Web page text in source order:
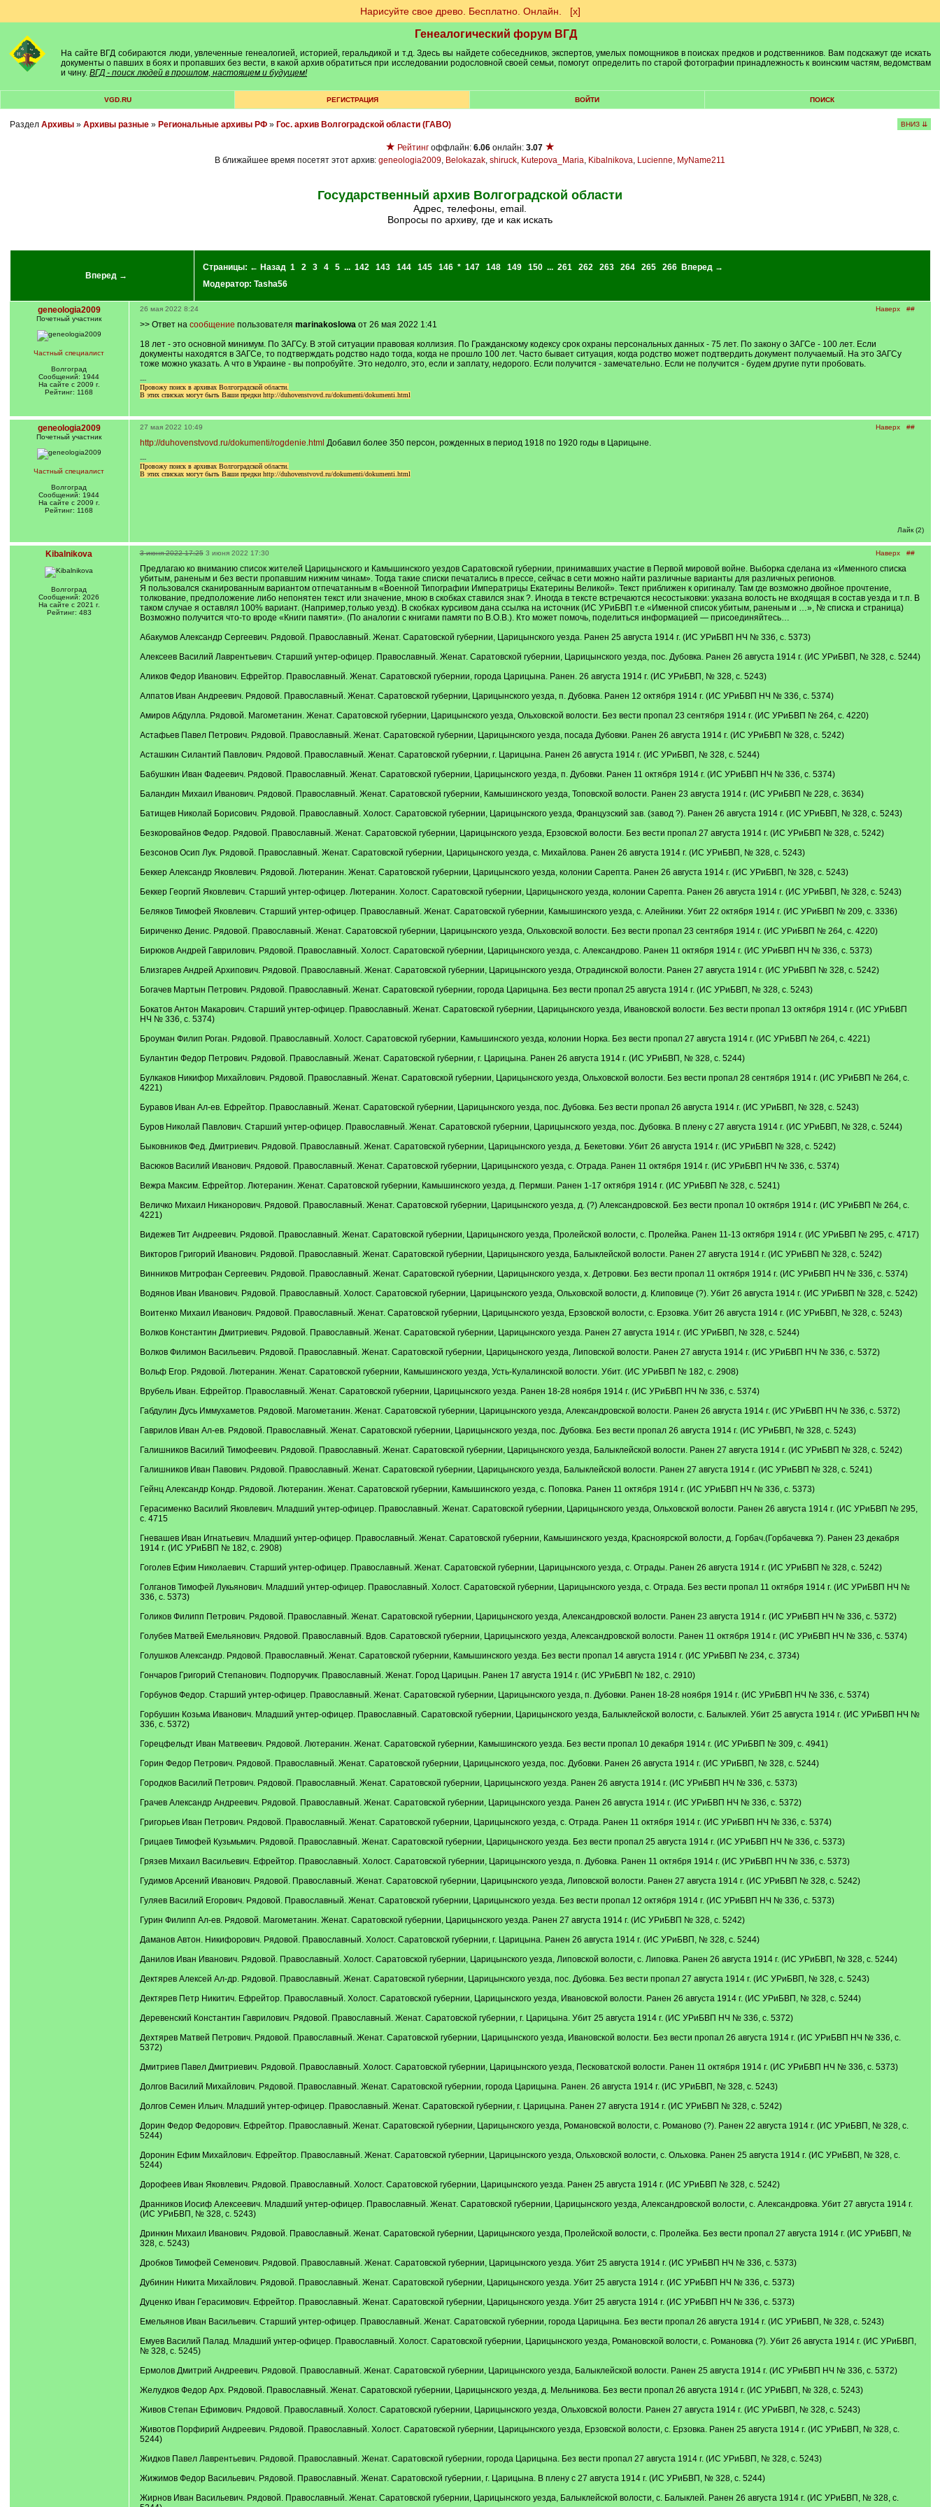
Нарисуйте свое древо. Бесплатно. Онлайн. [х]
Генеалогический форум ВГД
На сайте ВГД собираются люди, увлеченные генеалогией, историей, геральдикой и т.д. Здесь вы найдете собеседников, экспертов, умелых помощников в поисках предков и родственников. Вам подскажут где искать
документы о павших в боях и пропавших без вести, в какой архив обратиться при исследовании родословной своей семьи, помогут определить по старой фотографии принадлежность к воинским частям, ведомствам
и чину. ВГД - поиск людей в прошлом, настоящем и будущем!
VGD.RU РЕГИСТРАЦИЯ ВОЙТИ ПОИСК
Раздел Архивы» Архивы разные» Региональные архивы РФ» Гос. архив Волгоградской области (ГАВО) ВНИЗ ⇊
★ Рейтинг оффлайн: 6.06 онлайн: 3.07 ★
В ближайшее время посетят этот архив: geneologia2009, Belokazak, shiruck, Kutepova_Maria, Kibalnikova, Lucienne, MyName211
Государственный архив Волгоградской области
Адрес, телефоны, email.
Вопросы по архиву, где и как искать
Вперед →
Страницы: ← Назад 1 2 3 4 5 ... 142 143 144 145 146 * 147 148 149 150 ... 261 262 263 264 265 266
Вперед →
Модератор: Tasha56
geneologia2009
Почетный учаcтник
Частный специалист
Волгоград
Сообщений: 1944
На сайте с 2009 г.
Рейтинг: 1168
Наверх ##
26 мая 2022 8:24
>> Ответ на сообщение пользователя marinakoslowaот 26 мая 2022 1:41
18 лет - это основной минимум. По ЗАГСу. В этой ситуации правовая коллизия. По Гражданскому кодексу срок охраны персональных данных - 75 лет. По закону о ЗАГСе - 100 лет. Если
документы находятся в ЗАГСе, то подтверждать родство надо тогда, когда не прошло 100 лет. Часто бывает ситуация, когда родство может подтвердить документ получаемый. На это ЗАГСу
тоже можно указать. А что в Украине - вы попробуйте. Это недолго, это, если и заплату, недорого. Если получится - замечательно. Если не получится - будем другие пути пробовать.
---
Провожу поиск в архивах Волгоградской области.
В этих списках могут быть Ваши предки http://duhovenstvovd.ru/dokumenti/dokumenti.html
geneologia2009
Почетный учаcтник
Частный специалист
Волгоград
Сообщений: 1944
На сайте с 2009 г.
Рейтинг: 1168
Наверх ##
27 мая 2022 10:49
http://duhovenstvovd.ru/dokumenti/rogdenie.html Добавил более 350 персон, рожденных в период 1918 по 1920 годы в Царицыне.
---
Провожу поиск в архивах Волгоградской области.
В этих списках могут быть Ваши предки http://duhovenstvovd.ru/dokumenti/dokumenti.html
Лайк (2)
Kibalnikova
Волгоград
Сообщений: 2026
На сайте с 2021 г.
Рейтинг: 483
Наверх ##
3 июня 2022 17:25 3 июня 2022 17:30
Предлагаю ко вниманию список жителей Царицынского и Камышинского уездов Саратовской губернии, принимавших участие в Первой мировой войне. Выборка сделана из «Именного списка
убитым, раненым и без вести пропавшим нижним чинам». Тогда такие списки печатались в прессе, сейчас в сети можно найти различные варианты для различных регионов.
Я пользовался сканированным вариантом отпечатанным в «Военной Типографии Императрицы Екатерины Великой». Текст приближен к оригиналу. Там где возможно двойное прочтение,
толкование, предположение либо непонятен текст или значение, мною в скобках ставился знак ?. Иногда в тексте встречаются несостыковки: указана волость не входящая в состав уезда и т.п. В
таком случае я оставлял 100% вариант. (Например,только уезд). В скобках курсивом дана ссылка на источник (ИС УРиБВП т.е «Именной список убитым, раненым и …», № списка и страница)
Возможно получится что-то вроде «Книги памяти». (По аналогии с книгами памяти по В.О.В.). Кто может помочь, поделиться информацией — присоединяйтесь…
Абакумов Александр Сергеевич. Рядовой. Православный. Женат. Саратовской губернии, Царицынского уезда. Ранен 25 августа 1914 г. (ИС УРиБВП НЧ № 336, с. 5373)
Алексеев Василий Лаврентьевич. Старший унтер-офицер. Православный. Женат. Саратовской губернии, Царицынского уезда, пос. Дубовка. Ранен 26 августа 1914 г. (ИС УРиБВП, № 328, с. 5244)
Аликов Федор Иванович. Ефрейтор. Православный. Женат. Саратовской губернии, города Царицына. Ранен. 26 августа 1914 г. (ИС УРиБВП, № 328, с. 5243)
Алпатов Иван Андреевич. Рядовой. Православный. Женат. Саратовской губернии, Царицынского уезда, п. Дубовка. Ранен 12 октября 1914 г. (ИС УРиБВП НЧ № 336, с. 5374)
Амиров Абдулла. Рядовой. Магометанин. Женат. Саратовской губернии, Царицынского уезда, Ольховской волости. Без вести пропал 23 сентября 1914 г. (ИС УРиБВП № 264, с. 4220)
Астафьев Павел Петрович. Рядовой. Православный. Женат. Саратовской губернии, Царицынского уезда, посада Дубовки. Ранен 26 августа 1914 г. (ИС УРиБВП № 328, с. 5242)
Асташкин Силантий Павлович. Рядовой. Православный. Женат. Саратовской губернии, г. Царицына. Ранен 26 августа 1914 г. (ИС УРиБВП, № 328, с. 5244)
Бабушкин Иван Фадеевич. Рядовой. Православный. Женат. Саратовской губернии, Царицынского уезда, п. Дубовки. Ранен 11 октября 1914 г. (ИС УРиБВП НЧ № 336, с. 5374)
Баландин Михаил Иванович. Рядовой. Православный. Женат. Саратовской губернии, Камышинского уезда, Топовской волости. Ранен 23 августа 1914 г. (ИС УРиБВП № 228, с. 3634)
Батищев Николай Борисович. Рядовой. Православный. Холост. Саратовской губернии, Царицынского уезда, Французский зав. (завод ?). Ранен 26 августа 1914 г. (ИС УРиБВП, № 328, с. 5243)
Безкоровайнов Федор. Рядовой. Православный. Женат. Саратовской губернии, Царицынского уезда, Ерзовской волости. Без вести пропал 27 августа 1914 г. (ИС УРиБВП № 328, с. 5242)
Безсонов Осип Лук. Рядовой. Православный. Женат. Саратовской губернии, Царицынского уезда, с. Михайлова. Ранен 26 августа 1914 г. (ИС УРиБВП, № 328, с. 5243)
Беккер Александр Яковлевич. Рядовой. Лютеранин. Женат. Саратовской губернии, Царицынского уезда, колонии Сарепта. Ранен 26 августа 1914 г. (ИС УРиБВП, № 328, с. 5243)
Беккер Георгий Яковлевич. Старший унтер-офицер. Лютеранин. Холост. Саратовской губернии, Царицынского уезда, колонии Сарепта. Ранен 26 августа 1914 г. (ИС УРиБВП, № 328, с. 5243)
Беляков Тимофей Яковлевич. Старший унтер-офицер. Православный. Женат. Саратовской губернии, Камышинского уезда, с. Алейники. Убит 22 октября 1914 г. (ИС УРиБВП № 209, с. 3336)
Бириченко Денис. Рядовой. Православный. Женат. Саратовской губернии, Царицынского уезда, Ольховской волости. Без вести пропал 23 сентября 1914 г. (ИС УРиБВП № 264, с. 4220)
Бирюков Андрей Гаврилович. Рядовой. Православный. Холост. Саратовской губернии, Царицынского уезда, с. Александрово. Ранен 11 октября 1914 г. (ИС УРиБВП НЧ № 336, с. 5373)
Близгарев Андрей Архипович. Рядовой. Православный. Женат. Саратовской губернии, Царицынского уезда, Отрадинской волости. Ранен 27 августа 1914 г. (ИС УРиБВП № 328, с. 5242)
Богачев Мартын Петрович. Рядовой. Православный. Женат. Саратовской губернии, города Царицына. Без вести пропал 25 августа 1914 г. (ИС УРиБВП, № 328, с. 5243)
Бокатов Антон Макарович. Старший унтер-офицер. Православный. Женат. Саратовской губернии, Царицынского уезда, Ивановской волости. Без вести пропал 13 октября 1914 г. (ИС УРиБВП
НЧ № 336, с. 5374)
Броуман Филип Роган. Рядовой. Православный. Холост. Саратовской губернии, Камышинского уезда, колонии Норка. Без вести пропал 27 августа 1914 г. (ИС УРиБВП № 264, с. 4221)
Булантин Федор Петрович. Рядовой. Православный. Женат. Саратовской губернии, г. Царицына. Ранен 26 августа 1914 г. (ИС УРиБВП, № 328, с. 5244)
Булкаков Никифор Михайлович. Рядовой. Православный. Женат. Саратовской губернии, Царицынского уезда, Ольховской волости. Без вести пропал 28 сентября 1914 г. (ИС УРиБВП № 264, с.
4221)
Буравов Иван Ал-ев. Ефрейтор. Православный. Женат. Саратовской губернии, Царицынского уезда, пос. Дубовка. Без вести пропал 26 августа 1914 г. (ИС УРиБВП, № 328, с. 5243)
Буров Николай Павлович. Старший унтер-офицер. Православный. Женат. Саратовской губернии, Царицынского уезда, пос. Дубовка. В плену с 27 августа 1914 г. (ИС УРиБВП, № 328, с. 5244)
Быковников Фед. Дмитриевич. Рядовой. Православный. Женат. Саратовской губернии, Царицынского уезда, д. Бекетовки. Убит 26 августа 1914 г. (ИС УРиБВП № 328, с. 5242)
Васюков Василий Иванович. Рядовой. Православный. Женат. Саратовской губернии, Царицынского уезда, с. Отрада. Ранен 11 октября 1914 г. (ИС УРиБВП НЧ № 336, с. 5374)
Вежра Максим. Ефрейтор. Лютеранин. Женат. Саратовской губернии, Камышинского уезда, д. Пермши. Ранен 1-17 октября 1914 г. (ИС УРиБВП № 328, с. 5241)
Величко Михаил Никанорович. Рядовой. Православный. Женат. Саратовской губернии, Царицынского уезда, д. (?) Александровской. Без вести пропал 10 октября 1914 г. (ИС УРиБВП № 264, с.
4221)
Видежев Тит Андреевич. Рядовой. Православный. Женат. Саратовской губернии, Царицынского уезда, Пролейской волости, с. Пролейка. Ранен 11-13 октября 1914 г. (ИС УРиБВП № 295, с. 4717)
Викторов Григорий Иванович. Рядовой. Православный. Женат. Саратовской губернии, Царицынского уезда, Балыклейской волости. Ранен 27 августа 1914 г. (ИС УРиБВП № 328, с. 5242)
Винников Митрофан Сергеевич. Рядовой. Православный. Женат. Саратовской губернии, Царицынского уезда, х. Детровки. Без вести пропал 11 октября 1914 г. (ИС УРиБВП НЧ № 336, с. 5374)
Водянов Иван Иванович. Рядовой. Православный. Холост. Саратовской губернии, Царицынского уезда, Ольховской волости, д. Клиповице (?). Убит 26 августа 1914 г. (ИС УРиБВП № 328, с. 5242)
Воитенко Михаил Иванович. Рядовой. Православный. Женат. Саратовской губернии, Царицынского уезда, Ерзовской волости, с. Ерзовка. Убит 26 августа 1914 г. (ИС УРиБВП, № 328, с. 5243)
Волков Константин Дмитриевич. Рядовой. Православный. Женат. Саратовской губернии, Царицынского уезда. Ранен 27 августа 1914 г. (ИС УРиБВП, № 328, с. 5244)
Волков Филимон Васильевич. Рядовой. Православный. Женат. Саратовской губернии, Царицынского уезда, Липовской волости. Ранен 27 августа 1914 г. (ИС УРиБВП НЧ № 336, с. 5372)
Вольф Егор. Рядовой. Лютеранин. Женат. Саратовской губернии, Камышинского уезда, Усть-Кулалинской волости. Убит. (ИС УРиБВП № 182, с. 2908)
Врубель Иван. Ефрейтор. Православный. Женат. Саратовской губернии, Царицынского уезда. Ранен 18-28 ноября 1914 г. (ИС УРиБВП НЧ № 336, с. 5374)
Габдулин Дусь Иммухаметов. Рядовой. Магометанин. Женат. Саратовской губернии, Царицынского уезда, Александровской волости. Ранен 26 августа 1914 г. (ИС УРиБВП НЧ № 336, с. 5372)
Гаврилов Иван Ал-ев. Рядовой. Православный. Женат. Саратовской губернии, Царицынского уезда, пос. Дубовка. Без вести пропал 26 августа 1914 г. (ИС УРиБВП, № 328, с. 5243)
Галишников Василий Тимофеевич. Рядовой. Православный. Женат. Саратовской губернии, Царицынского уезда, Балыклейской волости. Ранен 27 августа 1914 г. (ИС УРиБВП № 328, с. 5242)
Галишников Иван Павович. Рядовой. Православный. Женат. Саратовской губернии, Царицынского уезда, Балыклейской волости. Ранен 27 августа 1914 г. (ИС УРиБВП № 328, с. 5241)
Гейнц Александр Кондр. Рядовой. Лютеранин. Женат. Саратовской губернии, Камышинского уезда, с. Поповка. Ранен 11 октября 1914 г. (ИС УРиБВП НЧ № 336, с. 5373)
Герасименко Василий Яковлевич. Младший унтер-офицер. Православный. Женат. Саратовской губернии, Царицынского уезда, Ольховской волости. Ранен 26 августа 1914 г. (ИС УРиБВП № 295,
с. 4715
Гневашев Иван Игнатьевич. Младший унтер-офицер. Православный. Женат. Саратовской губернии, Камышинского уезда, Красноярской волости, д. Горбач.(Горбачевка ?). Ранен 23 декабря
1914 г. (ИС УРиБВП № 182, с. 2908)
Гоголев Ефим Николаевич. Старший унтер-офицер. Православный. Женат. Саратовской губернии, Царицынского уезда, с. Отрады. Ранен 26 августа 1914 г. (ИС УРиБВП № 328, с. 5242)
Голганов Тимофей Лукьянович. Младший унтер-офицер. Православный. Холост. Саратовской губернии, Царицынского уезда, с. Отрада. Без вести пропал 11 октября 1914 г. (ИС УРиБВП НЧ №
336, с. 5373)
Голиков Филипп Петрович. Рядовой. Православный. Женат. Саратовской губернии, Царицынского уезда, Александровской волости. Ранен 23 августа 1914 г. (ИС УРиБВП НЧ № 336, с. 5372)
Голубев Матвей Емельянович. Рядовой. Православный. Вдов. Саратовской губернии, Царицынского уезда, Александровской волости. Ранен 11 октября 1914 г. (ИС УРиБВП НЧ № 336, с. 5374)
Голушков Александр. Рядовой. Православный. Женат. Саратовской губернии, Камышинского уезда. Без вести пропал 14 августа 1914 г. (ИС УРиБВП № 234, с. 3734)
Гончаров Григорий Степанович. Подпоручик. Православный. Женат. Город Царицын. Ранен 17 августа 1914 г. (ИС УРиБВП № 182, с. 2910)
Горбунов Федор. Старший унтер-офицер. Православный. Женат. Саратовской губернии, Царицынского уезда, п. Дубовки. Ранен 18-28 ноября 1914 г. (ИС УРиБВП НЧ № 336, с. 5374)
Горбушин Козьма Иванович. Младший унтер-офицер. Православный. Саратовской губернии, Царицынского уезда, Балыклейской волости, с. Балыклей. Убит 25 августа 1914 г. (ИС УРиБВП НЧ №
336, с. 5372)
Горецфельдт Иван Матвеевич. Рядовой. Лютеранин. Женат. Саратовской губернии, Камышинского уезда. Без вести пропал 10 декабря 1914 г. (ИС УРиБВП № 309, с. 4941)
Горин Федор Петрович. Рядовой. Православный. Женат. Саратовской губернии, Царицынского уезда, пос. Дубовки. Ранен 26 августа 1914 г. (ИС УРиБВП, № 328, с. 5244)
Городков Василий Петрович. Рядовой. Православный. Женат. Саратовской губернии, Царицынского уезда. Ранен 26 августа 1914 г. (ИС УРиБВП НЧ № 336, с. 5373)
Грачев Александр Андреевич. Рядовой. Православный. Женат. Саратовской губернии, Царицынского уезда. Ранен 26 августа 1914 г. (ИС УРиБВП НЧ № 336, с. 5372)
Григорьев Иван Петрович. Рядовой. Православный. Женат. Саратовской губернии, Царицынского уезда, с. Отрада. Ранен 11 октября 1914 г. (ИС УРиБВП НЧ № 336, с. 5374)
Грицаев Тимофей Кузьмьмич. Рядовой. Православный. Женат. Саратовской губернии, Царицынского уезда. Без вести пропал 25 августа 1914 г. (ИС УРиБВП НЧ № 336, с. 5373)
Грязев Михаил Васильевич. Ефрейтор. Православный. Холост. Саратовской губернии, Царицынского уезда, п. Дубовка. Ранен 11 октября 1914 г. (ИС УРиБВП НЧ № 336, с. 5373)
Гудимов Арсений Иванович. Рядовой. Православный. Женат. Саратовской губернии, Царицынского уезда, Липовской волости. Ранен 27 августа 1914 г. (ИС УРиБВП № 328, с. 5242)
Гуляев Василий Егорович. Рядовой. Православный. Женат. Саратовской губернии, Царицынского уезда. Без вести пропал 12 октября 1914 г. (ИС УРиБВП НЧ № 336, с. 5373)
Гурин Филипп Ал-ев. Рядовой. Магометанин. Женат. Саратовской губернии, Царицынского уезда. Ранен 27 августа 1914 г. (ИС УРиБВП № 328, с. 5242)
Даманов Автон. Никифорович. Рядовой. Православный. Холост. Саратовской губернии, г. Царицына. Ранен 26 августа 1914 г. (ИС УРиБВП, № 328, с. 5244)
Данилов Иван Иванович. Рядовой. Православный. Холост. Саратовской губернии, Царицынского уезда, Липовской волости, с. Липовка. Ранен 26 августа 1914 г. (ИС УРиБВП, № 328, с. 5244)
Дектярев Алексей Ал-др. Рядовой. Православный. Женат. Саратовской губернии, Царицынского уезда, пос. Дубовка. Без вести пропал 27 августа 1914 г. (ИС УРиБВП, № 328, с. 5243)
Дектярев Петр Никитич. Ефрейтор. Православный. Холост. Саратовской губернии, Царицынского уезда, Ивановской волости. Ранен 26 августа 1914 г. (ИС УРиБВП, № 328, с. 5244)
Деревенский Константин Гаврилович. Рядовой. Православный. Женат. Саратовской губернии, г. Царицына. Убит 25 августа 1914 г. (ИС УРиБВП НЧ № 336, с. 5372)
Дехтярев Матвей Петрович. Рядовой. Православный. Женат. Саратовской губернии, Царицынского уезда, Ивановской волости. Без вести пропал 26 августа 1914 г. (ИС УРиБВП НЧ № 336, с.
5372)
Дмитриев Павел Дмитриевич. Рядовой. Православный. Холост. Саратовской губернии, Царицынского уезда, Песковатской волости. Ранен 11 октября 1914 г. (ИС УРиБВП НЧ № 336, с. 5373)
Долгов Василий Михайлович. Рядовой. Православный. Женат. Саратовской губернии, города Царицына. Ранен. 26 августа 1914 г. (ИС УРиБВП, № 328, с. 5243)
Долгов Семен Ильич. Младший унтер-офицер. Православный. Женат. Саратовской губернии, г. Царицына. Ранен 27 августа 1914 г. (ИС УРиБВП № 328, с. 5242)
Дорин Федор Федорович. Ефрейтор. Православный. Женат. Саратовской губернии, Царицынского уезда, Романовской волости, с. Романово (?). Ранен 22 августа 1914 г. (ИС УРиБВП, № 328, с.
5244)
Доронин Ефим Михайлович. Ефрейтор. Православный. Женат. Саратовской губернии, Царицынского уезда, Ольховской волости, с. Ольховка. Ранен 25 августа 1914 г. (ИС УРиБВП, № 328, с.
5244)
Дорофеев Иван Яковлевич. Рядовой. Православный. Холост. Саратовской губернии, Царицынского уезда. Ранен 25 августа 1914 г. (ИС УРиБВП № 328, с. 5242)
Дранников Иосиф Алексеевич. Младший унтер-офицер. Православный. Женат. Саратовской губернии, Царицынского уезда, Александровской волости, с. Александровка. Убит 27 августа 1914 г.
(ИС УРиБВП, № 328, с. 5243)
Дринкин Михаил Иванович. Рядовой. Православный. Женат. Саратовской губернии, Царицынского уезда, Пролейской волости, с. Пролейка. Без вести пропал 27 августа 1914 г. (ИС УРиБВП, №
328, с. 5243)
Дробков Тимофей Семенович. Рядовой. Православный. Женат. Саратовской губернии, Царицынского уезда. Убит 25 августа 1914 г. (ИС УРиБВП НЧ № 336, с. 5373)
Дубинин Никита Михайлович. Рядовой. Православный. Женат. Саратовской губернии, Царицынского уезда. Убит 25 августа 1914 г. (ИС УРиБВП НЧ № 336, с. 5373)
Дуценко Иван Герасимович. Ефрейтор. Православный. Женат. Саратовской губернии, Царицынского уезда. Убит 25 августа 1914 г. (ИС УРиБВП НЧ № 336, с. 5373)
Емельянов Иван Васильевич. Старший унтер-офицер. Православный. Женат. Саратовской губернии, города Царицына. Без вести пропал 26 августа 1914 г. (ИС УРиБВП, № 328, с. 5243)
Емуев Василий Палад. Младший унтер-офицер. Православный. Холост. Саратовской губернии, Царицынского уезда, Романовской волости, с. Романовка (?). Убит 26 августа 1914 г. (ИС УРиБВП,
№ 328, с. 5245)
Ермолов Дмитрий Андреевич. Рядовой. Православный. Женат. Саратовской губернии, Царицынского уезда, Балыклейской волости. Ранен 25 августа 1914 г. (ИС УРиБВП НЧ № 336, с. 5372)
Желудков Федор Арх. Рядовой. Православный. Женат. Саратовской губернии, Царицынского уезда, д. Мельникова. Без вести пропал 26 августа 1914 г. (ИС УРиБВП, № 328, с. 5243)
Живов Степан Ефимович. Рядовой. Православный. Холост. Саратовской губернии, Царицынского уезда, Ольховской волости. Ранен 27 августа 1914 г. (ИС УРиБВП, № 328, с. 5243)
Животов Порфирий Андреевич. Рядовой. Православный. Холост. Саратовской губернии, Царицынского уезда, Ерзовской волости, с. Ерзовка. Ранен 25 августа 1914 г. (ИС УРиБВП, № 328, с.
5244)
Жидков Павел Лаврентьевич. Рядовой. Православный. Женат. Саратовской губернии, города Царицына. Без вести пропал 27 августа 1914 г. (ИС УРиБВП, № 328, с. 5243)
Жижимов Федор Васильевич. Рядовой. Православный. Женат. Саратовской губернии, г. Царицына. В плену с 27 августа 1914 г. (ИС УРиБВП, № 328, с. 5244)
Жирнов Иван Васильевич. Рядовой. Православный. Женат. Саратовской губернии, Царицынского уезда, Балыклейской волости, с. Балыклей. Ранен 26 августа 1914 г. (ИС УРиБВП, № 328, с.